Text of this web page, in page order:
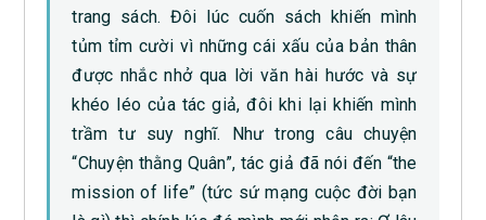
trang sách. Đôi lúc cuốn sách khiến mình
tủm tỉm cười vì những cái xấu của bản thân
được nhắc nhở qua lời văn hài hước và sự
khéo léo của tác giả, đôi khi lại khiến mình
trầm tư suy nghĩ. Như trong câu chuyện
“Chuyện thằng Quân”, tác giả đã nói đến “the
mission of life” (tức sứ mạng cuộc đời bạn